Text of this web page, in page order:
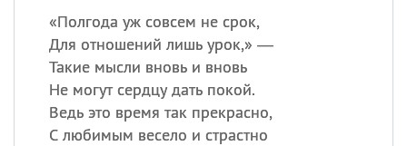
«Полгода уж совсем не срок,
Для отношений лишь урок,» —
Такие мысли вновь и вновь
Не могут сердцу дать покой.
Ведь это время так прекрасно,
С любимым весело и страстно